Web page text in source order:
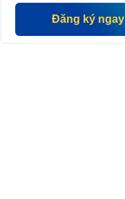
Đăng ký ngay